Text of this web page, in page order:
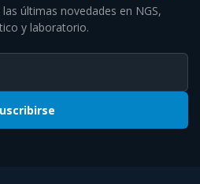
últimas novedades en NGS,
y laboratorio.